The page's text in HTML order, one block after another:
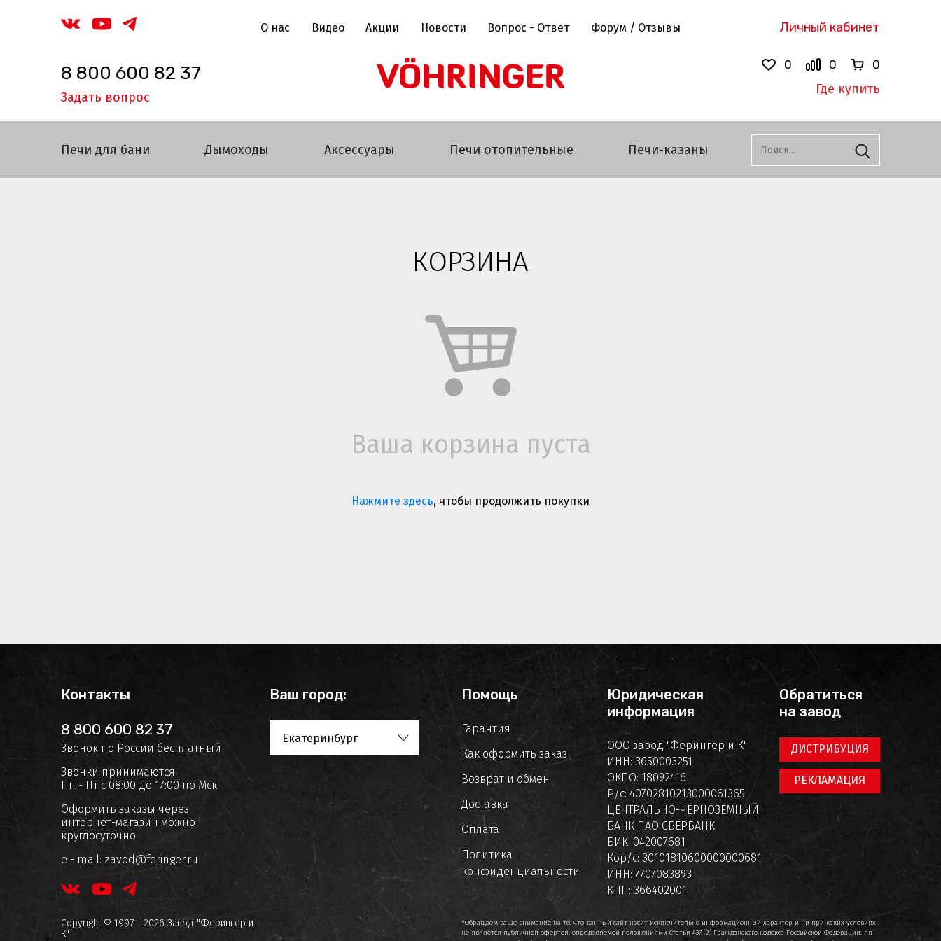
8 800 600 82 37
Задать вопрос
О нас Видео Акции Новости Вопрос - Ответ Форум / Отзывы Личный кабинет
0 0 0
Где купить
Печи для бани Дымоходы Аксессуары Печи отопительные Печи-казаны
КОРЗИНА
Ваша корзина пуста
Нажмите здесь, чтобы продолжить покупки
Контакты
8 800 600 82 37
Звонок по России бесплатный
Звонки принимаются:
Пн - Пт с 08:00 до 17:00 по Мск
Оформить заказы через
интернет-магазин можно
круглосуточно.
e - mail: zavod@feringer.ru
Copyright © 1997 - 2026 Завод "Ферингер и
К"
Ваш город:
Екатеринбург
Помощь
Гарантия
Как оформить заказ
Возврат и обмен
Доставка
Оплата
Политика
конфиденциальности
Юридическая
информация
ООО завод "Ферингер и К"
ИНН: 3650003251
ОКПО: 18092416
Р/с: 40702810213000061365
ЦЕНТРАЛЬНО-ЧЕРНОЗЕМНЫЙ
БАНК ПАО СБЕРБАНК
БИК: 042007681
Кор/с: 30101810600000000681
ИНН: 7707083893
КПП: 366402001
Обратиться
на завод
ДИСТРИБУЦИЯ
РЕКЛАМАЦИЯ
"Обращаем ваше внимание на то, что данный сайт носит исключительно информационный характер и ни при каких условиях
не является публичной офертой, определяемой положениями Статьи 437 (2) Гражданского кодекса Российской Федерации. ля